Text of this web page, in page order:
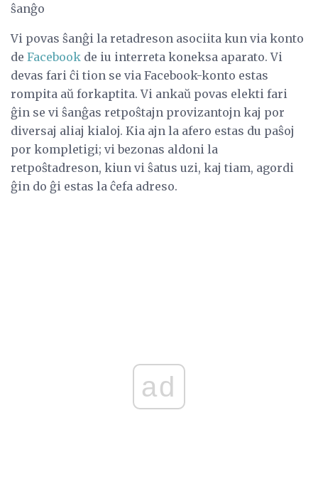
ŝanĝo
Vi povas ŝanĝi la retadreson asociita kun via konto
de Facebook de iu interreta koneksa aparato. Vi
devas fari ĉi tion se via Facebook-konto estas
rompita aŭ forkaptita. Vi ankaŭ povas elekti fari
ĝin se vi ŝanĝas retpoŝtajn provizantojn kaj por
diversaj aliaj kialoj. Kia ajn la afero estas du paŝoj
por kompletigi; vi bezonas aldoni la
retpoŝtadreson, kiun vi ŝatus uzi, kaj tiam, agordi
ĝin do ĝi estas la ĉefa adreso.
ad